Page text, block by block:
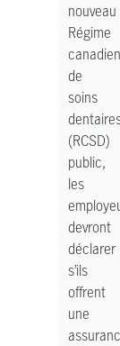
nouveau
Régime
canadien
de
soins
(RCSD)
public,
les
devront
déclarer
s’ils
offrent
une